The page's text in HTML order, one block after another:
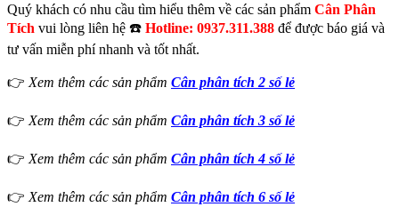
Quý khách có nhu cầu tìm hiểu thêm về các sản phẩm Cân Phân
Tích vui lòng liên hệ ☎️ Hotline: 0937.311.388 để được báo giá và
tư vấn miễn phí nhanh và tốt nhất.
👉 Xem thêm các sản phẩm Cân phân tích 2 số lẻ
👉 Xem thêm các sản phẩm Cân phân tích 3 số lẻ
👉 Xem thêm các sản phẩm Cân phân tích 4 số lẻ
👉 Xem thêm các sản phẩm Cân phân tích 6 số lẻ